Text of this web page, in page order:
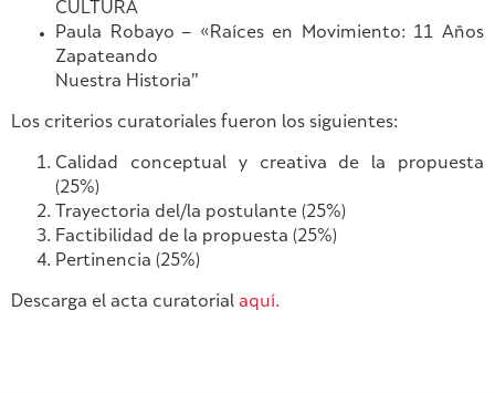
CULTURA
Paula Robayo – «Raíces en Movimiento: 11 Años
Zapateando
Nuestra Historia”
Los criterios curatoriales fueron los siguientes:
Calidad conceptual y creativa de la propuesta
(25%)
Trayectoria del/la postulante (25%)
Factibilidad de la propuesta (25%)
Pertinencia (25%)
Descarga el acta curatorial aquí.